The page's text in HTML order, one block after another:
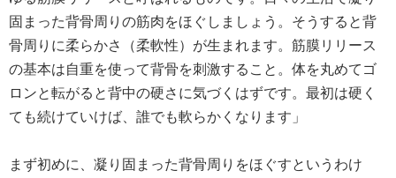
固まった背骨周りの筋肉をほぐしましょう。そうすると背
骨周りに柔らかさ（柔軟性）が生まれます。筋膜リリース
の基本は自重を使って背骨を刺激すること。体を丸めてゴ
ロンと転がると背中の硬さに気づくはずです。最初は硬く
ても続けていけば、誰でも軟らかくなります」
まず初めに、凝り固まった背骨周りをほぐすというわけ